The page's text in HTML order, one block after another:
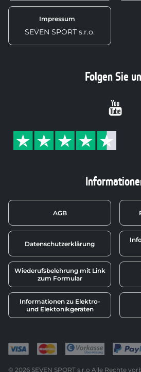
Impressum
SEVEN SPORT s.r.o.
AGB
Datenschutzerklärung
Wiederufsbelehrung mit Link
zum Formular
Informationen zu Elektro-
und Elektonikgeräten
Folgen Sie
Youtube
© 2026 SEVEN SPORT s.r.o Alle Rechte